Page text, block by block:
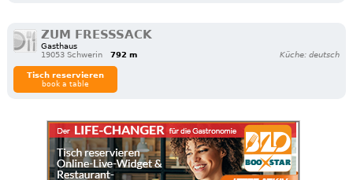
ZUM FRESSSACK
Gasthaus
19053 Schwerin
792 m Küche: deutsch
Tisch reservieren
book a table